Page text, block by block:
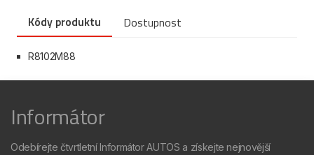
Kódy produktu Dostupnost
R8102M88
Informátor
Odebírejte čtvrtletní Informátor AUTOS a získejte nejnovější